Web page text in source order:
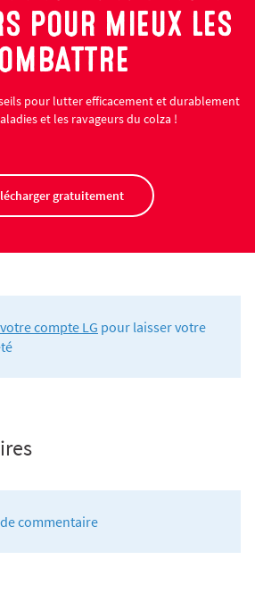
POUR MIEUX LES
pour lutter efficacement et durablement
et les ravageurs du colza !
gratuitement
compte LG pour laisser votre
commentaire